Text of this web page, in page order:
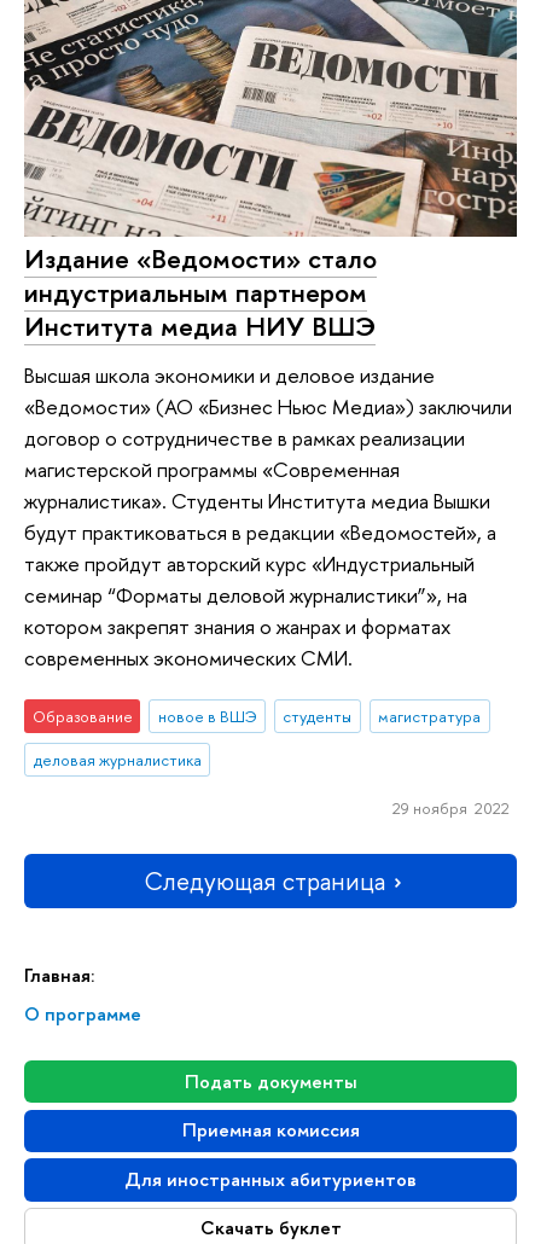
Главная:
О программе
Подать документы
Приемная комиссия
Для иностранных абитуриентов
Скачать буклет
Издание «Ведомости» стало
индустриальным партнером
Института медиа НИУ ВШЭ
Высшая школа экономики и деловое издание
«Ведомости» (АО «Бизнес Ньюс Медиа») заключили
договор о сотрудничестве в рамках реализации
магистерской программы «Современная
журналистика». Студенты Института медиа Вышки
будут практиковаться в редакции «Ведомостей», а
также пройдут авторский курс «Индустриальный
семинар “Форматы деловой журналистики”», на
котором закрепят знания о жанрах и форматах
современных экономических СМИ.
Образование новое в ВШЭ студенты
магистратура
деловая журналистика
29 ноября 2022
Следующая страница